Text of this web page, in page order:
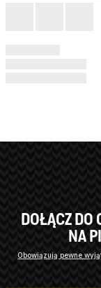
DOŁĄCZ DO
NA
Obowiązują pewne